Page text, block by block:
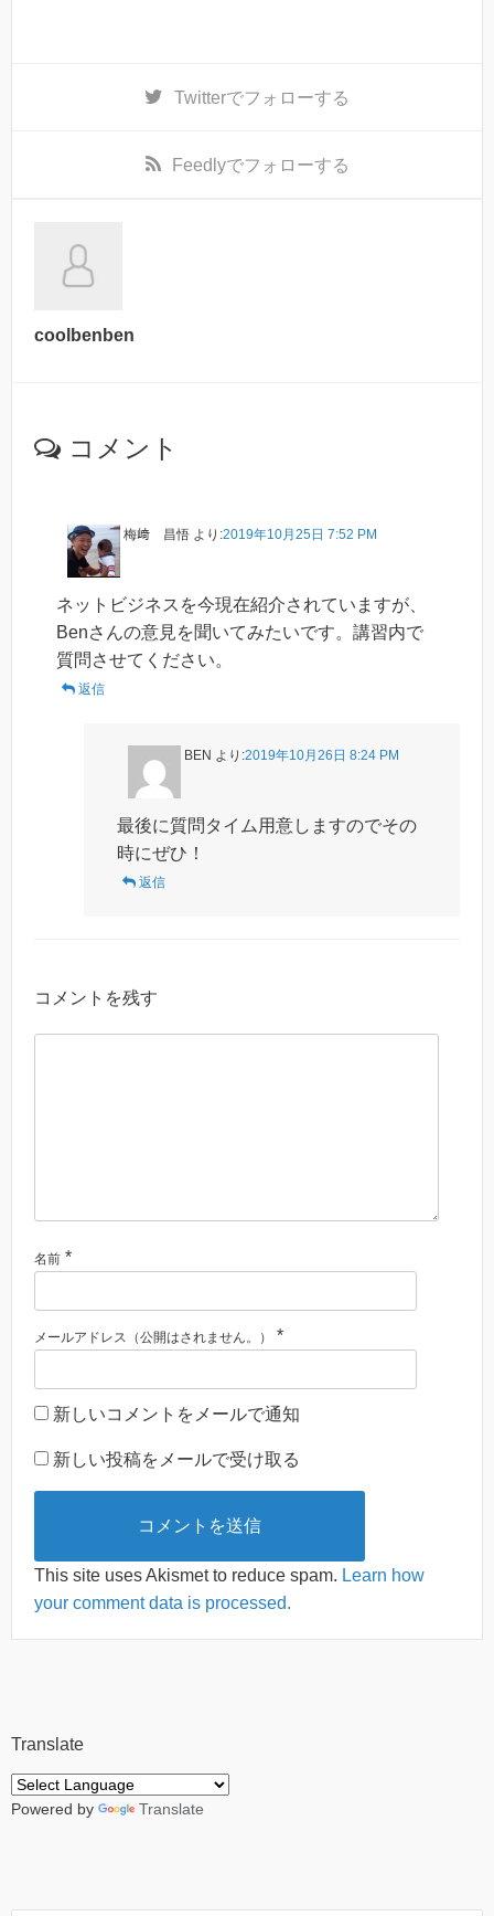
Twitterでフォローする
Feedlyでフォローする
coolbenben
コメント
梅﨑 昌悟 より:2019年10月25日 7:52 PM
ネットビジネスを今現在紹介されていますが、
Benさんの意見を聞いてみたいです。講習内で
質問させてください。
返信
BEN より:2019年10月26日 8:24 PM
最後に質問タイム用意しますのでその
時にぜひ！
返信
コメントを残す
名前 *
メールアドレス（公開はされません。） *
新しいコメントをメールで通知
新しい投稿をメールで受け取る
This site uses Akismet to reduce spam. Learn how
your comment data is processed.
Translate
Powered by Translate